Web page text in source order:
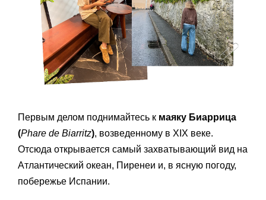
Первым делом поднимайтесь к маяку Биаррица
(Phare de Biarritz), возведенному в XIX веке.
Отсюда открывается самый захватывающий вид на
Атлантический океан, Пиренеи и, в ясную погоду,
побережье Испании.